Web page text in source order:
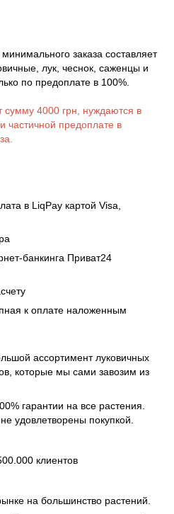
заказа составляет
лук, чеснок, саженцы и
по предоплате в 100%.
4000 грн, нуждаются в
частичной предоплате в
в LiqPay картой Visa,
банкинга Приват24
к оплате наложенным
ассортимент луковичных
которые мы сами завозим из
гарантии на все растения.
удовлетворены покупкой.
клиентов
на большинство растений.